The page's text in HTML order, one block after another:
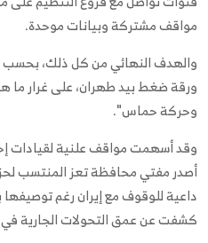
مواقف مشتركة وبيانات موحدة.
والهدف النهائي من كل ذلك، بحسب
ورقة ضغط بيد طهران، على غرار ما
وحركة حماس".
وقد أسهمت مواقف علنية لقيادات
أصدر مفتي محافظة تعز المنتسب
داعية للوقوف مع إيران رغم
كشفت عن عمق التحولات الجارية